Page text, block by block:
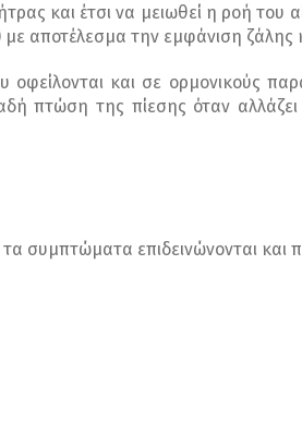
και έτσι να μειωθεί η ροή του
αποτέλεσμα την εμφάνιση ζάλης
και σε ορμονικούς
πτώση της πίεσης όταν
συμπτώματα επιδεινώνονται και